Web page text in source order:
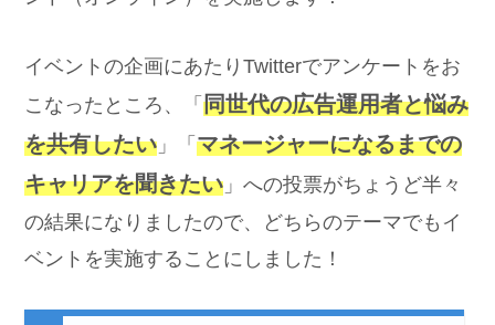
イベントの企画にあたりTwitterでアンケートをお
こなったところ、「同世代の広告運用者と悩み
を共有したい 」「マネージャーになるまでの
キャリアを聞きたい 」への投票がちょうど半々
の結果になりましたので、どちらのテーマでもイ
ベントを実施することにしました！